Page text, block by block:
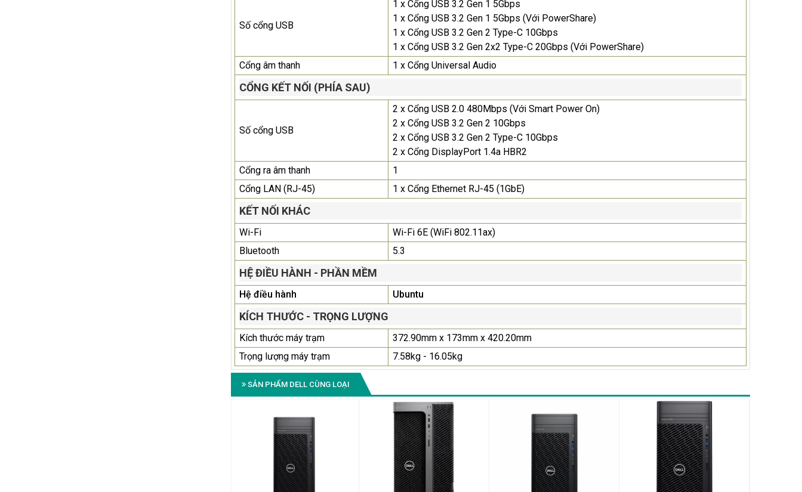
Số cổng USB
1 x Cổng USB 3.2 Gen 1 5Gbps
1 x Cổng USB 3.2 Gen 1 5Gbps (Với PowerShare)
1 x Cổng USB 3.2 Gen 2 Type-C 10Gbps
1 x Cổng USB 3.2 Gen 2x2 Type-C 20Gbps (Với PowerShare)
Cổng âm thanh
1 x Cổng Universal Audio
CỔNG KẾT NỐI (PHÍA SAU)
Số cổng USB
2 x Cổng USB 2.0 480Mbps (Với Smart Power On)
2 x Cổng USB 3.2 Gen 2 10Gbps
2 x Cổng USB 3.2 Gen 2 Type-C 10Gbps
2 x Cổng DisplayPort 1.4a HBR2
Cổng ra âm thanh
1
Cổng LAN (RJ-45)
1 x Cổng Ethernet RJ-45 (1GbE)
KẾT NỐI KHÁC
Wi-Fi
Wi-Fi 6E (WiFi 802.11ax)
Bluetooth
5.3
HỆ ĐIỀU HÀNH - PHẦN MỀM
Hệ điều hành Ubuntu
KÍCH THƯỚC - TRỌNG LƯỢNG
Kích thước máy trạm
372.90mm x 173mm x 420.20mm
Trọng lượng máy trạm
7.58kg - 16.05kg
SẢN PHẨM DELL CÙNG LOẠI